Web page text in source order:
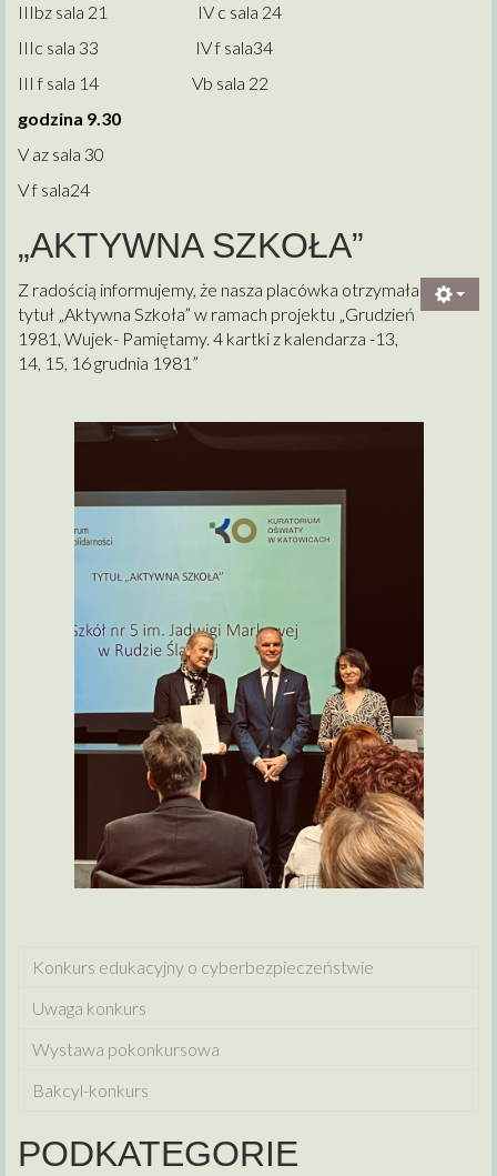
IIIbz sala 21 IV c sala 24
IIIc sala 33 IV f sala34
III f sala 14 Vb sala 22
godzina 9.30
V az sala 30
V f sala24
„AKTYWNA SZKOŁA”
Z radością informujemy, że nasza placówka otrzymała
tytuł „Aktywna Szkoła” w ramach projektu „Grudzień
1981, Wujek- Pamiętamy. 4 kartki z kalendarza -13,
14, 15, 16 grudnia 1981”
Konkurs edukacyjny o cyberbezpieczeństwie
Uwaga konkurs
Wystawa pokonkursowa
Bakcyl-konkurs
PODKATEGORIE